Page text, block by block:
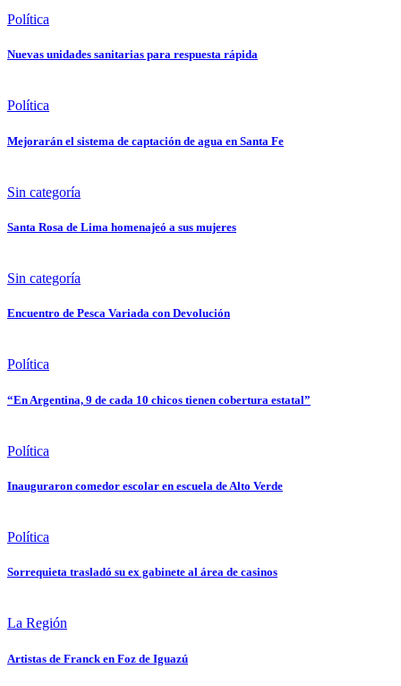
Política
Nuevas unidades sanitarias para respuesta rápida
Política
Mejorarán el sistema de captación de agua en Santa Fe
Sin categoría
Santa Rosa de Lima homenajeó a sus mujeres
Sin categoría
Encuentro de Pesca Variada con Devolución
Política
“En Argentina, 9 de cada 10 chicos tienen cobertura estatal”
Política
Inauguraron comedor escolar en escuela de Alto Verde
Política
Sorrequieta trasladó su ex gabinete al área de casinos
La Región
Artistas de Franck en Foz de Iguazú